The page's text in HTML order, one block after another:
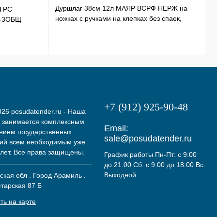
3ОБЩ
Дуршлаг 38см 12л МАЯР ВСРФ НЕРЖ на
ножках с ручками на клепках без спаек,
posudatender.ru - Наша
комплексным
государственных
всем необходимым уже
Все права защищены.
обл . Город Арамиль .
87 Б
на карте
+7 (912) 925-90-48
Email:
sale@posudatender.ru
График работы Пн-Пт: с 9:00
до 21:00 Сб: с 9:00 до 18:00 Вс:
Выходной